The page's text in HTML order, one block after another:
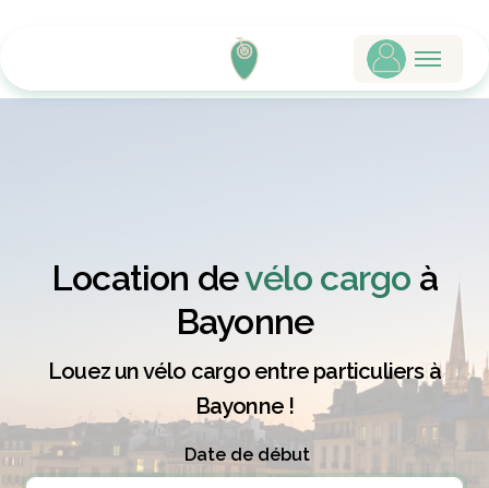
Location devélo cargo à
Bayonne
Louez un vélo cargo entre particuliers à
Bayonne !
Date de début